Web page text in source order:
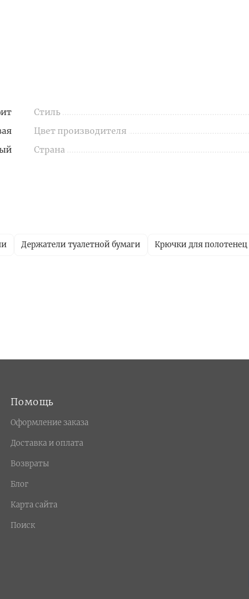
Стиль
Цвет производителя
Страна
Держатели туалетной бумаги Крючки для полотенец
Помощь
Оформление заказа
Доставка и оплата
Возвраты
Блог
Карта сайта
Поиск